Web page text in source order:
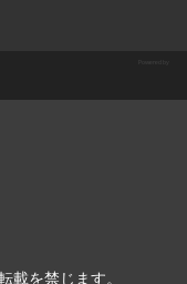
を禁じます。